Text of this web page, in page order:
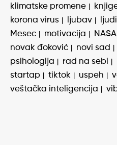
klimatske promene
korona virus
ljubav ljudi
Mesec
motivacija NASA
novak đoković
novi sad
psihologija
rad na sebi
startap
tiktok uspeh
veštačka inteligencija